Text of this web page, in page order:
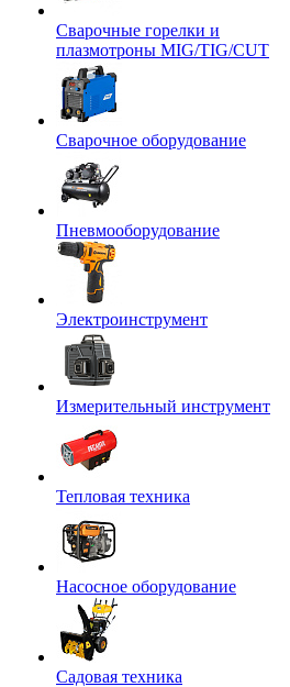
Сварочные горелки и
плазмотроны MIG/TIG/CUT
Сварочное оборудование
Пневмооборудование
Электроинструмент
Измерительный инструмент
Тепловая техника
Насосное оборудование
Садовая техника